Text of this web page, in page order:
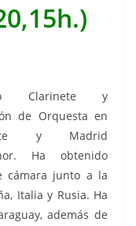
Clarinete y
de Orquesta en
y Madrid
Ha obtenido
cámara junto a la
Italia y Rusia. Ha
además de